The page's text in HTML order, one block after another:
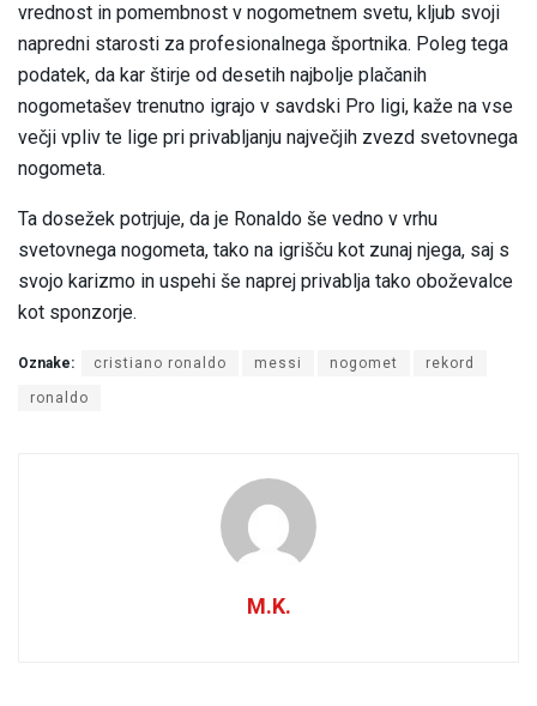
vrednost in pomembnost v nogometnem svetu, kljub svoji
napredni starosti za profesionalnega športnika. Poleg tega
podatek, da kar štirje od desetih najbolje plačanih
nogometašev trenutno igrajo v savdski Pro ligi, kaže na vse
večji vpliv te lige pri privabljanju največjih zvezd svetovnega
nogometa.
Ta dosežek potrjuje, da je Ronaldo še vedno v vrhu
svetovnega nogometa, tako na igrišču kot zunaj njega, saj s
svojo karizmo in uspehi še naprej privablja tako oboževalce
kot sponzorje.
Oznake: cristiano ronaldo messi nogomet rekord
ronaldo
M.K.